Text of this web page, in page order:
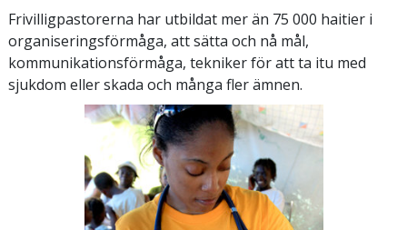
Frivilligpastorerna har utbildat mer än 75 000 haitier i
organiseringsförmåga, att sätta och nå mål,
kommunikationsförmåga, tekniker för att ta itu med
sjukdom eller skada och många fler ämnen.